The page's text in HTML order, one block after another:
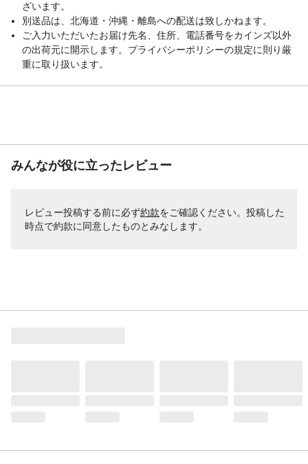
ざいます。
別送品は、北海道・沖縄・離島への配送は致しかねます。
ご入力いただいたお届け先名、住所、電話番号をカインズ以外
の出荷元に開示します。プライバシーポリシーの規定に則り厳
重に取り扱います。
みんなが役に立ったレビュー
レビュー投稿する前に必ず約款をご確認ください。投稿した
時点で約款に同意したものとみなします。